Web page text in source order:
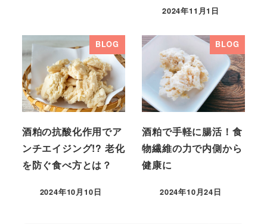
2024年11月1日
BLOG
酒粕の抗酸化作用でア
ンチエイジング!? 老化
を防ぐ食べ方とは？
2024年10月10日
BLOG
酒粕で手軽に腸活！食
物繊維の力で内側から
健康に
2024年10月24日